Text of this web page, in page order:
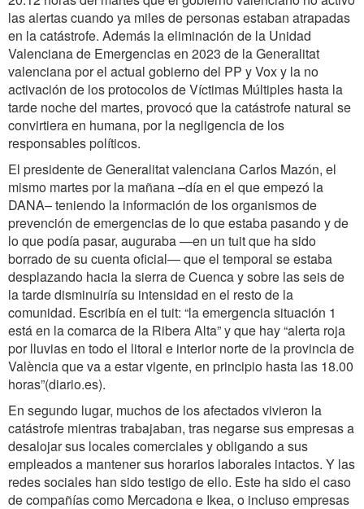
las alertas cuando ya miles de personas estaban atrapadas
en la catástrofe. Además la eliminación de la Unidad
Valenciana de Emergencias en 2023 de la Generalitat
valenciana por el actual gobierno del PP y Vox y la no
activación de los protocolos de Víctimas Múltiples hasta la
tarde noche del martes, provocó que la catástrofe natural se
convirtiera en humana, por la negligencia de los
responsables políticos.
El presidente de Generalitat valenciana Carlos Mazón, el
mismo martes por la mañana –día en el que empezó la
DANA– teniendo la información de los organismos de
prevención de emergencias de lo que estaba pasando y de
lo que podía pasar, auguraba —en un tuit que ha sido
borrado de su cuenta oficial— que el temporal se estaba
desplazando hacia la sierra de Cuenca y sobre las seis de
la tarde disminuiría su intensidad en el resto de la
comunidad. Escribía en el tuit: “la emergencia situación 1
está en la comarca de la Ribera Alta” y que hay “alerta roja
por lluvias en todo el litoral e interior norte de la provincia de
València que va a estar vigente, en principio hasta las 18.00
horas”(diario.es).
En segundo lugar, muchos de los afectados vivieron la
catástrofe mientras trabajaban, tras negarse sus empresas a
desalojar sus locales comerciales y obligando a sus
empleados a mantener sus horarios laborales intactos. Y las
redes sociales han sido testigo de ello. Este ha sido el caso
de compañías como Mercadona e Ikea, o incluso empresas